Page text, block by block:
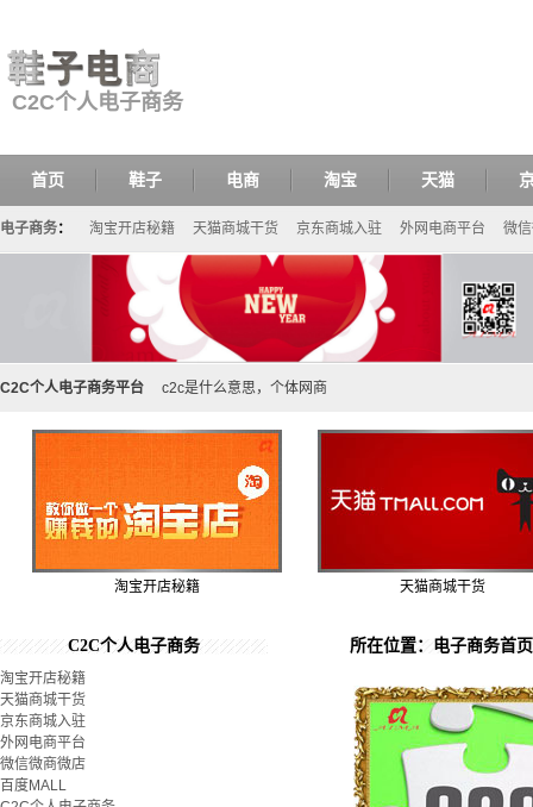
C2C个人电子商务
首页 鞋子 电商 淘宝 天猫
电子商务： 淘宝开店秘籍 天猫商城干货 京东商城入驻 外网电商平台 微
C2C个人电子商务平台 c2c是什么意思，个体网商
淘宝开店秘籍 天猫商城干货
所在位置： 电子商务首页
C2C个人电子商务
淘宝开店秘籍
天猫商城干货
京东商城入驻
外网电商平台
微信微商微店
百度MALL